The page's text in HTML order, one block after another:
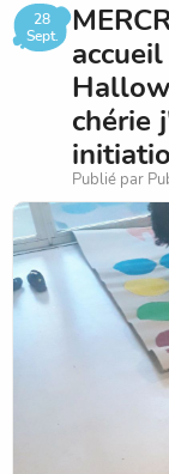
28
Sept.
chérie
Publié par